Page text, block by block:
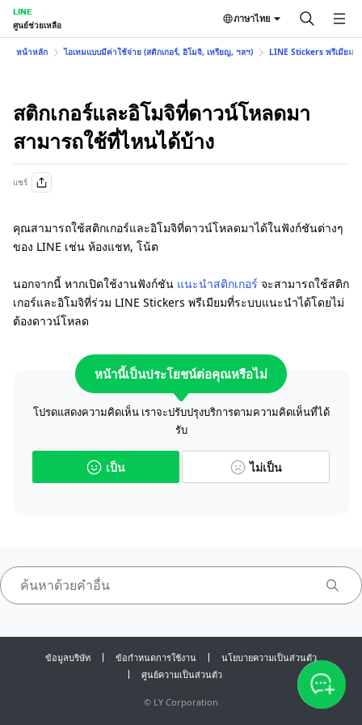
LINE
ศูนย์ช่วยเหลือ
ภาษาไทย
หน้าหลัก ไอเทมแบบมีค่าใช้จ่าย (สติกเกอร์, อิโมจิ, เหรียญ, ฯลฯ) LINE Stickers พรีเมียม
สติกเกอร์และอิโมจิที่ดาวน์โหลดมา
สามารถใช้ที่ไหนได้บ้าง
แชร์
คุณสามารถใช้สติกเกอร์และอิโมจิที่ดาวน์โหลดมาได้ในฟังก์ชันต่างๆ
ของ LINE เช่น ห้องแชท, โน้ต
นอกจากนี้ หากเปิดใช้งานฟังก์ชัน แนะนำสติกเกอร์ จะสามารถใช้สติก
เกอร์และอิโมจิที่ร่วม LINE Stickers พรีเมียมที่ระบบแนะนำได้โดยไม่
ต้องดาวน์โหลด
หน้านี้เป็นประโยชน์ต่อคุณหรือไม่
โปรดแสดงความคิดเห็น เราจะปรับปรุงบริการตามความคิดเห็นที่ได้
รับ
เป็น ไม่เป็น
ข้อมูลบริษัท ข้อกำหนดการใช้งาน
นโยบายความเป็นส่วนตัว
ศูนย์ความเป็นส่วนตัว
© LY Corporation